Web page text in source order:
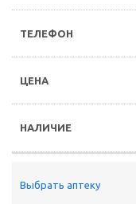
Выбрать аптеку